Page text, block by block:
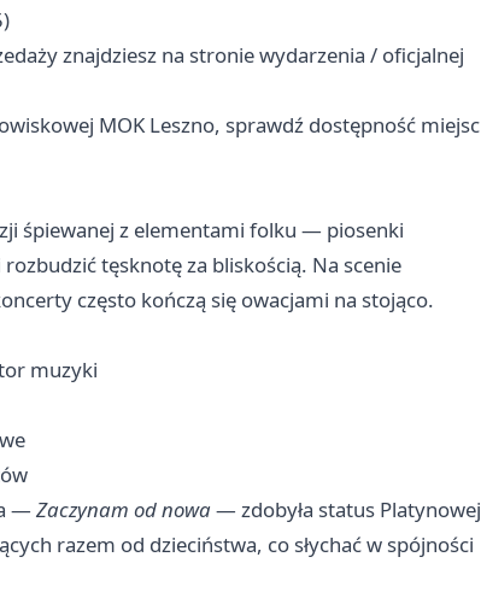
znajdziesz na stronie wydarzenia / oficjalnej
MOK Leszno, sprawdź dostępność miejsc
śpiewanej z elementami folku — piosenki
tęsknotę za bliskością. Na scenie
często kończą się owacjami na stojąco.
muzyki
— Zaczynam od nowa— zdobyła status Platynowej
razem od dzieciństwa, co słychać w spójności